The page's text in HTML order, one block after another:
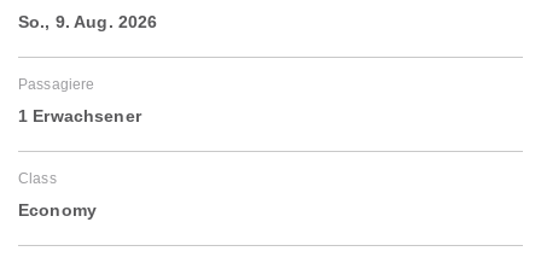
So., 9. Aug. 2026
Passagiere
1 Erwachsener
Class
Economy